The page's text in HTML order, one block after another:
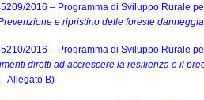
2016 – Programma di Sviluppo Rurale
e ripristino delle foreste
2016 – Programma di Sviluppo Rurale
diretti ad accrescere la resilienza e il
Allegato B)